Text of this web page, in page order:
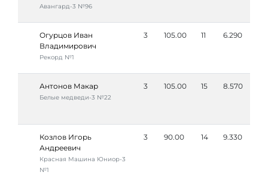
Авангард-3 №96
Огурцов Иван
Владимирович
Рекорд №1
3 105.00 11 6.290
Антонов Макар
Белые медведи-3 №22
3 105.00 15 8.570
Козлов Игорь
Андреевич
Красная Машина Юниор-3
№1
3 90.00 14 9.330